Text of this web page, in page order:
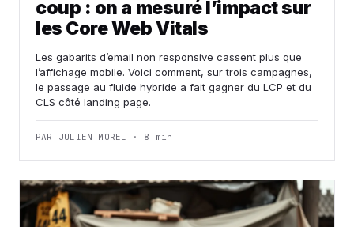
coup : on a mesuré l’impact sur
les Core Web Vitals
Les gabarits d’email non responsive cassent plus que
l’affichage mobile. Voici comment, sur trois campagnes,
le passage au fluide hybride a fait gagner du LCP et du
CLS côté landing page.
PAR JULIEN MOREL · 8 min